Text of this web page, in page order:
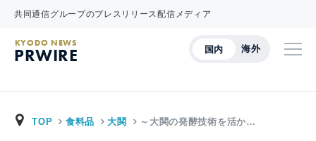
共同通信グループのプレスリリース配信メディア
国内 海外
KYODO NEWS
PRWIRE
TOP 食料品 大関 ～大関の発酵技術を活か…